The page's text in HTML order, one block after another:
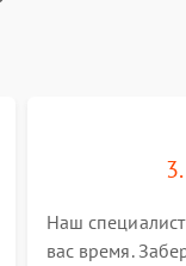
Наш
вас время.